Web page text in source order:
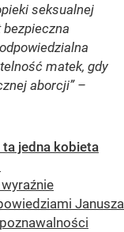
seksualnej
matek, gdy
aborcji” –
ta jedna kobieta
Janusza